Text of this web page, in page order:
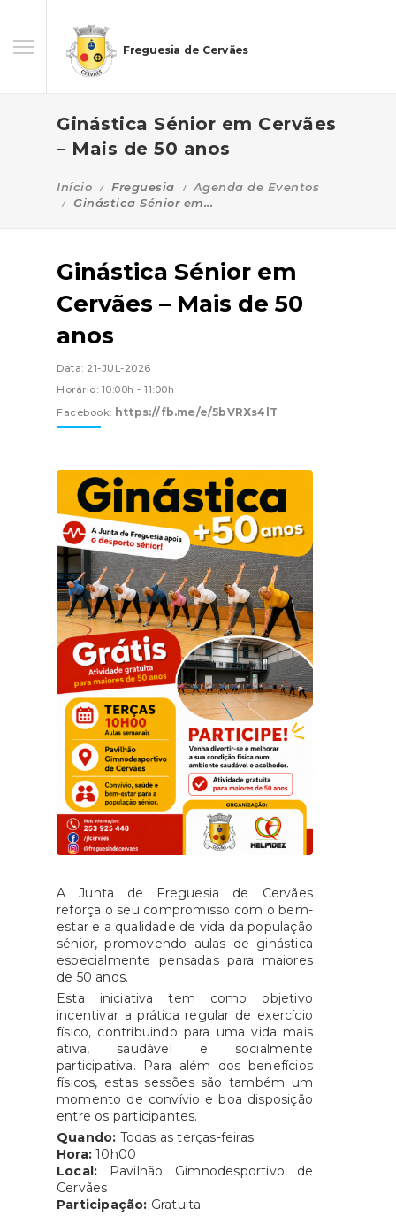
Freguesia de Cervães
Ginástica Sénior em Cervães
– Mais de 50 anos
Início Freguesia
Agenda de Eventos
Ginástica Sénior em...
Ginástica Sénior em
Cervães – Mais de 50
anos
Data: 21-JUL-2026
Horário: 10:00h - 11:00h
Facebook: https://fb.me/e/5bVRXs4lT
A Junta de Freguesia de Cervães
reforça o seu compromisso com o bem-
estar e a qualidade de vida da população
sénior, promovendo aulas de ginástica
especialmente pensadas para maiores
de 50 anos.
Esta iniciativa tem como objetivo
incentivar a prática regular de exercício
físico, contribuindo para uma vida mais
ativa, saudável e socialmente
participativa. Para além dos benefícios
físicos, estas sessões são também um
momento de convívio e boa disposição
entre os participantes.
Quando: Todas as terças-feiras
Hora: 10h00
Local: Pavilhão Gimnodesportivo de
Cervães
Participação: Gratuita